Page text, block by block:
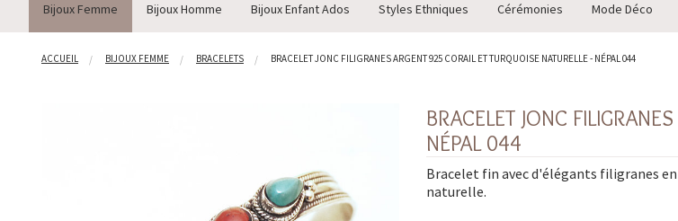
Bijoux Femme Bijoux Homme Bijoux Enfant Ados Styles Ethniques Cérémonies Mode Déco
ACCUEIL BIJOUX FEMME BRACELETS BRACELET JONC FILIGRANES ARGENT 925 CORAIL ET TURQUOISE NATURELLE - NÉPAL 044
BRACELET JONC
NÉPAL 044
Bracelet fin avec d'élégants filigranes
naturelle.